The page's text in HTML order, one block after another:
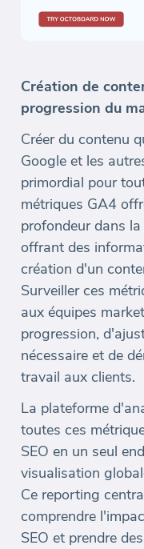
Création de
progression du
Créer du contenu
Google et les
primordial pour
métriques GA4
profondeur dans
offrant des
création d'un
Surveiller ces
aux équipes
progression,
nécessaire et de
travail aux clients.
La plateforme
toutes ces
SEO en un seul
visualisation
Ce reporting
comprendre
SEO et prendre